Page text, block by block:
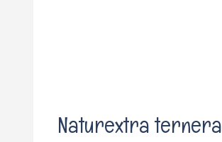
Naturextra ternera